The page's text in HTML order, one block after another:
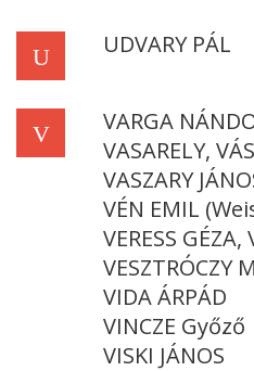
U UDVARY PÁL
V
VARGA
VASARELY,
VASZARY
VÉN EMIL
VERESS
VESZTRÓCZY
VIDA ÁRPÁD
VINCZE Győző
VISKI JÁNOS